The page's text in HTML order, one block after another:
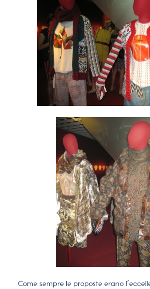
Come sempre le proposte erano